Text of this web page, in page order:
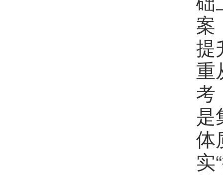
案
提
重
考
是
体
实